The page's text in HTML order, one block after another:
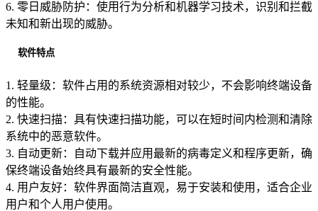
6. 零日威胁防护：使用行为分析和机器学习技术，识别和拦截
未知和新出现的威胁。
软件特点
1. 轻量级：软件占用的系统资源相对较少，不会影响终端设备
的性能。
2. 快速扫描：具有快速扫描功能，可以在短时间内检测和清除
系统中的恶意软件。
3. 自动更新：自动下载并应用最新的病毒定义和程序更新，确
保终端设备始终具有最新的安全性能。
4. 用户友好：软件界面简洁直观，易于安装和使用，适合企业
用户和个人用户使用。